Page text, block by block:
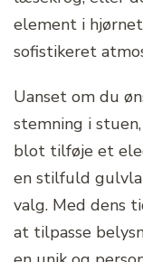
element i
sofistikeret
Uanset om du
stemning i
blot tilføje et
en stilfuld
valg. Med dens
at tilpasse